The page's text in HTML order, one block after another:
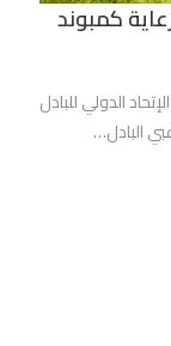
كمبوند
الدولي للبادل
البادل…